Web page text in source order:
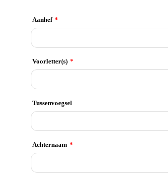
Aanhef *
Voorletter(s) *
Tussenvoegsel
Achternaam *